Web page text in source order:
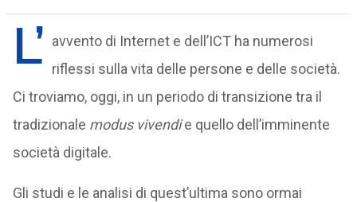
L’ avvento di Internet e dell’ICT ha numerosi
riflessi sulla vita delle persone e delle società.
Ci troviamo, oggi, in un periodo di transizione tra il
tradizionale modus vivendie quello dell’imminente
società digitale.
Gli studi e le analisi di quest’ultima sono ormai